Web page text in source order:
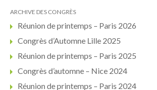
ARCHIVE DES CONGRÈS
Réunion de printemps – Paris 2026
Congrès d’Automne Lille 2025
Réunion de printemps – Paris 2025
Congrès d’automne – Nice 2024
Réunion de printemps – Paris 2024